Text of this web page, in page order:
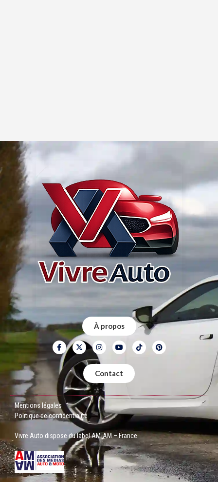
À propos
Contact
Mentions légales
Politique de confidentialité
Vivre Auto dispose du label AM-AM – France